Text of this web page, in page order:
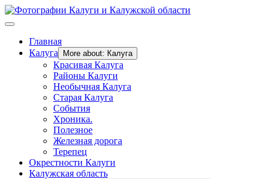
Главная
Калуга
More about: Калуга
Красивая Калуга
Районы Калуги
Необычная Калуга
Старая Калуга
События
Хроника.
Полезное
Железная дорога
Терепец
Окрестности Калуги
Калужская область